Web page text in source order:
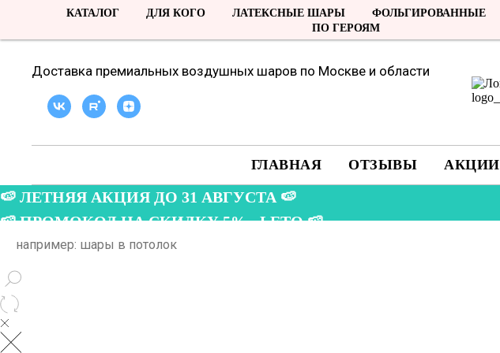
КАТАЛОГ ДЛЯ КОГО ЛАТЕКСНЫЕ ШАРЫ ФОЛЬГИРОВАННЫЕ
ПО ГЕРОЯМ
Доставка премиальных воздушных шаров по Москве и области
ГЛАВНАЯ ОТЗЫВЫ АКЦИИ
🍉 ЛЕТНЯЯ АКЦИЯ ДО 31 АВГУСТА 🍉
🍉 ПРОМОКОД НА СКИДКУ 5% - LETO 🍉